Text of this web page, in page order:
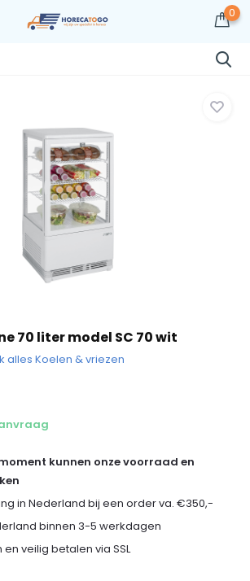
0
70 liter model SC 70 wit
alles Koelen & vriezen
kunnen onze voorraad en
in Nederland bij een order va. €350,-
binnen 3-5 werkdagen
veilig betalen via SSL